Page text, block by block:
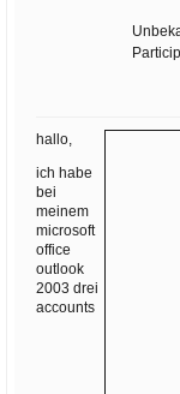
hallo,
ich habe
bei
meinem
microsoft
office
outlook
2003 drei
accounts
KuNoMail,
E-Mail
E-Mail